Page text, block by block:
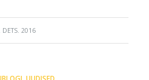
DETS. 2016